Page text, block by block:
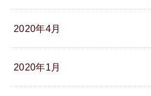
2020年4月
2020年1月